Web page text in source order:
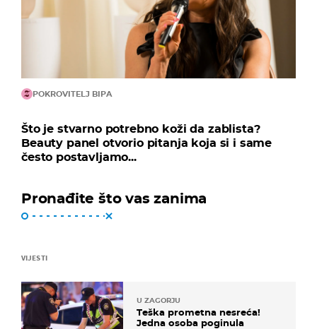
POKROVITELJ BIPA
Što je stvarno potrebno koži da zablista?
Beauty panel otvorio pitanja koja si i same
često postavljamo...
Pronađite što vas zanima
VIJESTI
U ZAGORJU
Teška prometna nesreća!
Jedna osoba poginula